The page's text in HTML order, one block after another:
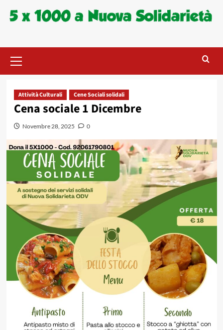
principale
Attività Culturali Cene Sociali solidali
Cena sociale 1 Dicembre
Novembre 28, 2025 0